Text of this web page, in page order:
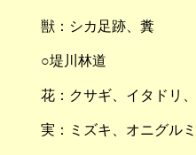
獣：シカ足跡、糞
○堤川林道
花：クサギ、イタドリ
実：ミズキ、オニグルミ